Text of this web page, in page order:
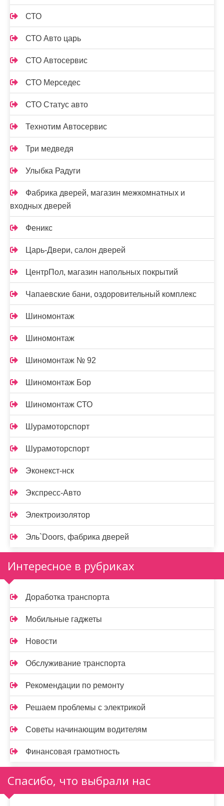
СТО
СТО Авто царь
СТО Автосервис
СТО Мерседес
СТО Статус авто
Технотим Автосервис
Три медведя
Улыбка Радуги
Фабрика дверей, магазин межкомнатных и
входных дверей
Феникс
Царь-Двери, салон дверей
ЦентрПол, магазин напольных покрытий
Чапаевские бани, оздоровительный комплекс
Шиномонтаж
Шиномонтаж
Шиномонтаж № 92
Шиномонтаж Бор
Шиномонтаж СТО
Шурамоторспорт
Шурамоторспорт
Эконекст-нск
Экспресс-Авто
Электроизолятор
Эль`Doors, фабрика дверей
Интересное в рубриках
Доработка транспорта
Мобильные гаджеты
Новости
Обслуживание транспорта
Рекомендации по ремонту
Решаем проблемы с электрикой
Советы начинающим водителям
Финансовая грамотность
Спасибо, что выбрали нас